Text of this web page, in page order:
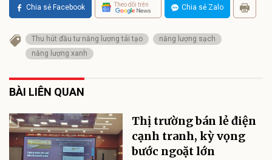
Chia sẻ Facebook Theo dõi trên Chia sẻ Zalo
Thu hút đầu tư năng lượng tái tạo
năng lượng sạch
năng lượng xanh
BÀI LIÊN QUAN
Thị trường bán lẻ điện
cạnh tranh, kỳ vọng
bước ngoặt lớn